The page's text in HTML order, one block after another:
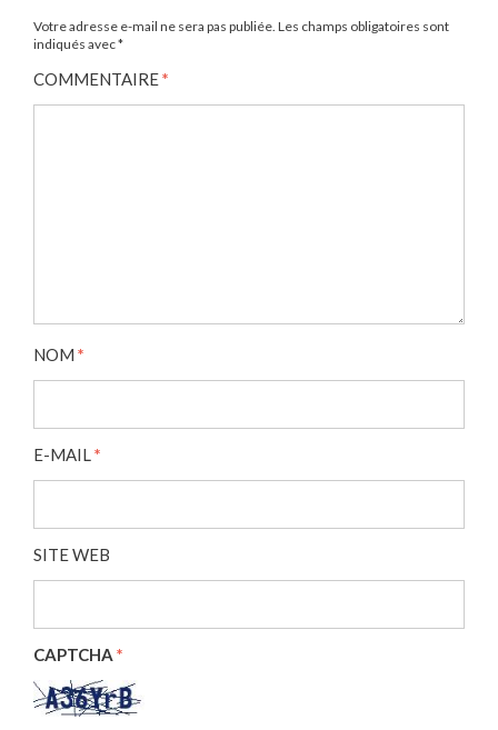
Votre adresse e-mail ne sera pas publiée. Les champs obligatoires sont
indiqués avec*
COMMENTAIRE*
NOM *
E-MAIL*
SITE WEB
CAPTCHA *